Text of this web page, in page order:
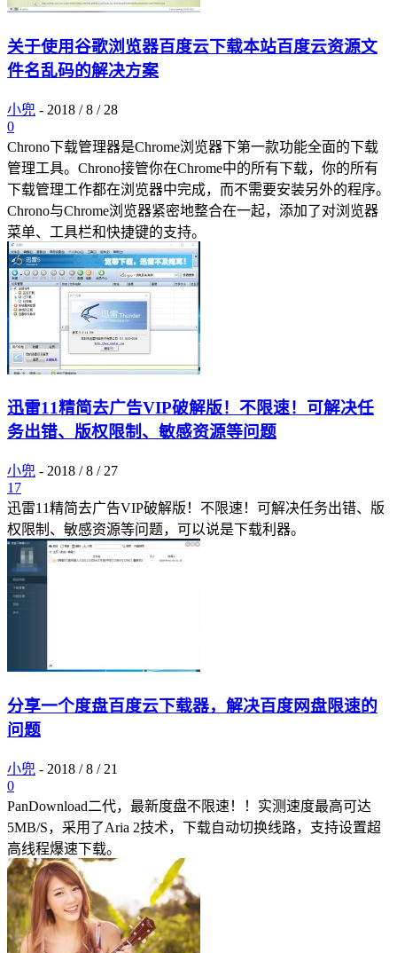
关于使用谷歌浏览器百度云下载本站百度云资源文
件名乱码的解决方案
小兜 - 2018 / 8 / 28
0
Chrono下载管理器是Chrome浏览器下第一款功能全面的下载
管理工具。Chrono接管你在Chrome中的所有下载，你的所有
下载管理工作都在浏览器中完成，而不需要安装另外的程序。
Chrono与Chrome浏览器紧密地整合在一起，添加了对浏览器
菜单、工具栏和快捷键的支持。
迅雷11精简去广告VIP破解版！不限速！可解决任
务出错、版权限制、敏感资源等问题
小兜 - 2018 / 8 / 27
17
迅雷11精简去广告VIP破解版！不限速！可解决任务出错、版
权限制、敏感资源等问题，可以说是下载利器。
分享一个度盘百度云下载器，解决百度网盘限速的
问题
小兜 - 2018 / 8 / 21
0
PanDownload二代，最新度盘不限速！！实测速度最高可达
5MB/S，采用了Aria 2技术，下载自动切换线路，支持设置超
高线程爆速下载。